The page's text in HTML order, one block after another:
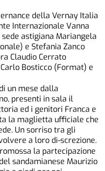
della Vernay Italia
Internazionale Vanna
astigiana Mariangela
e Stefania Zanco
Claudio Cerrato
Bosticco (Format) e
un mese dalla
presenti in sala il
ed i genitori Franca e
la maglietta ufficiale che
Un sorriso tra gli
a loro di-screzione.
la partecipazione
sandamianese Maurizio